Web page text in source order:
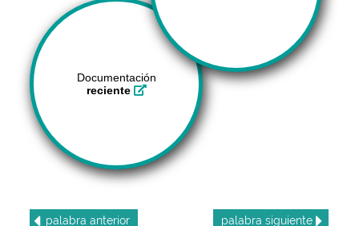
Documentación
reciente
palabra anterior palabra siguiente